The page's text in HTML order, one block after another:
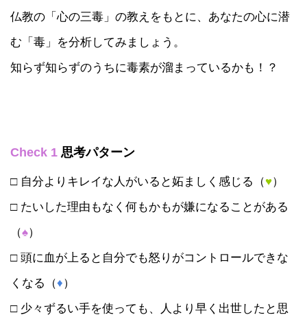
仏教の「心の三毒」の教えをもとに、あなたの心に潜
む「毒」を分析してみましょう。
知らず知らずのうちに毒素が溜まっているかも！？
Check 1 思考パターン
□ 自分よりキレイな人がいると妬ましく感じる（♥）
□ たいした理由もなく何もかもが嫌になることがある
（♠）
□ 頭に血が上ると自分でも怒りがコントロールできな
くなる（♦）
□ 少々ずるい手を使っても、人より早く出世したと思